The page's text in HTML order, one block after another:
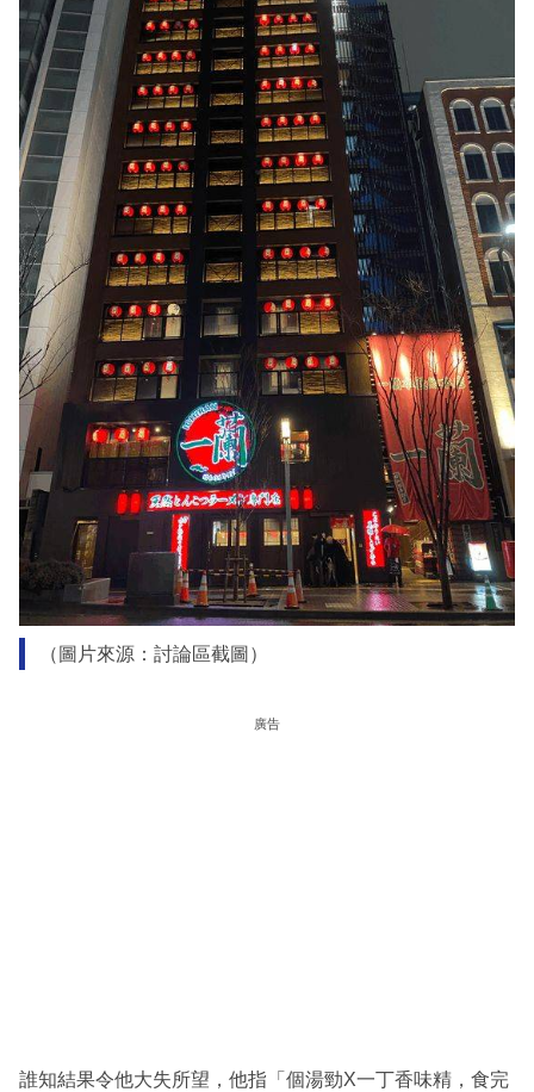
（圖片來源：討論區截圖）
廣告
誰知結果令他大失所望，他指「個湯勁X一丁香味精，食完